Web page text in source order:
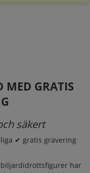
MED GRATIS
säkert
✔ gratis gravering
biljardidrottsfigurer har